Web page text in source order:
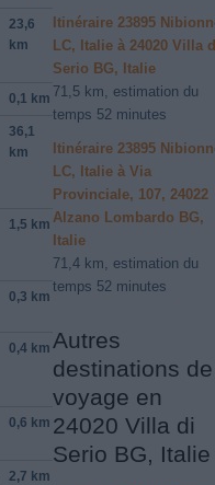
23,6
km
0,1 km
36,1
km
1,5 km
0,3 km
0,4 km
0,6 km
2,7 km
Itinéraire 23895
LC, Italie à 24020 Villa
Serio BG, Italie
71,5 km, estimation du
temps 52 minutes
Itinéraire 23895
LC, Italie à Via
Provinciale, 107, 24022
Alzano Lombardo BG,
Italie
71,4 km, estimation du
temps 52 minutes
Autres
destinations de
voyage en
24020 Villa di
Serio BG, Italie